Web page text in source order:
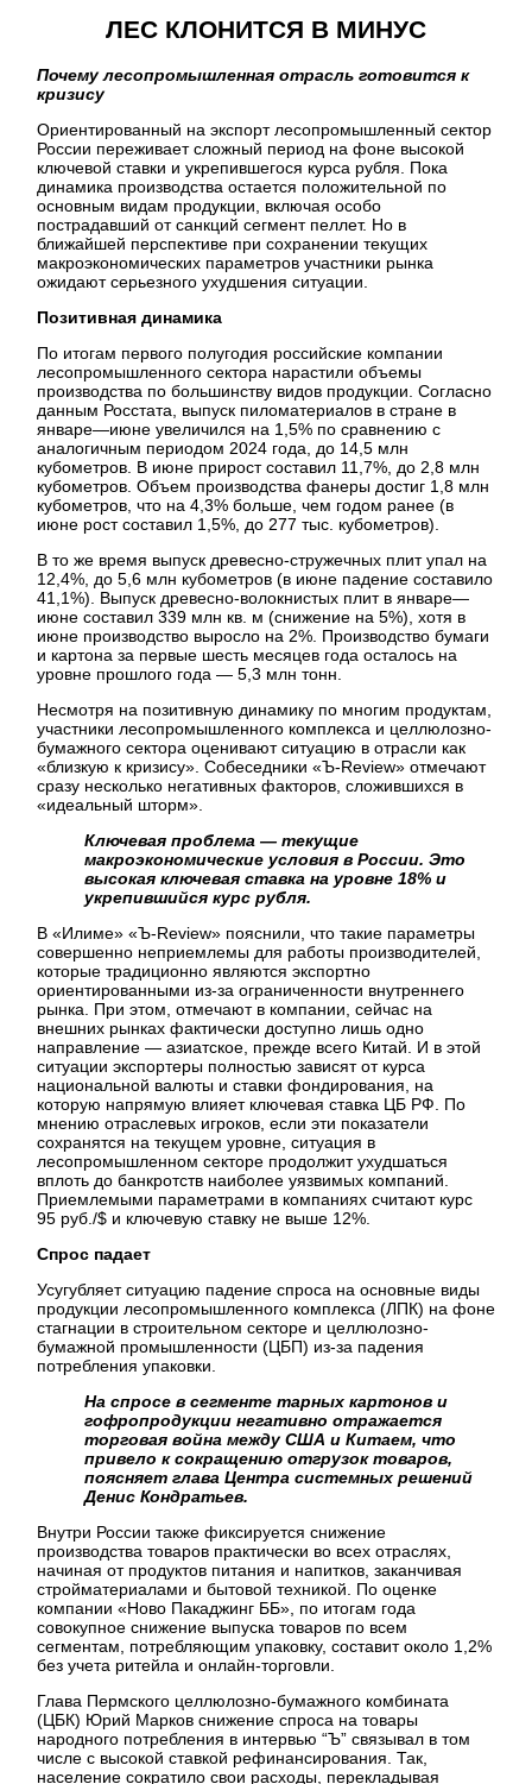
ЛЕС КЛОНИТСЯ В МИНУС
Почему лесопромышленная отрасль готовится к
кризису
Ориентированный на экспорт лесопромышленный сектор
России переживает сложный период на фоне высокой
ключевой ставки и укрепившегося курса рубля. Пока
динамика производства остается положительной по
основным видам продукции, включая особо
пострадавший от санкций сегмент пеллет. Но в
ближайшей перспективе при сохранении текущих
макроэкономических параметров участники рынка
ожидают серьезного ухудшения ситуации.
Позитивная динамика
По итогам первого полугодия российские компании
лесопромышленного сектора нарастили объемы
производства по большинству видов продукции. Согласно
данным Росстата, выпуск пиломатериалов в стране в
январе—июне увеличился на 1,5% по сравнению с
аналогичным периодом 2024 года, до 14,5 млн
кубометров. В июне прирост составил 11,7%, до 2,8 млн
кубометров. Объем производства фанеры достиг 1,8 млн
кубометров, что на 4,3% больше, чем годом ранее (в
июне рост составил 1,5%, до 277 тыс. кубометров).
В то же время выпуск древесно-стружечных плит упал на
12,4%, до 5,6 млн кубометров (в июне падение составило
41,1%). Выпуск древесно-волокнистых плит в январе—
июне составил 339 млн кв. м (снижение на 5%), хотя в
июне производство выросло на 2%. Производство бумаги
и картона за первые шесть месяцев года осталось на
уровне прошлого года — 5,3 млн тонн.
Несмотря на позитивную динамику по многим продуктам,
участники лесопромышленного комплекса и целлюлозно-
бумажного сектора оценивают ситуацию в отрасли как
«близкую к кризису». Собеседники «Ъ-Review» отмечают
сразу несколько негативных факторов, сложившихся в
«идеальный шторм».
Ключевая проблема — текущие
макроэкономические условия в России. Это
высокая ключевая ставка на уровне 18% и
укрепившийся курс рубля.
В «Илиме» «Ъ-Review» пояснили, что такие параметры
совершенно неприемлемы для работы производителей,
которые традиционно являются экспортно
ориентированными из-за ограниченности внутреннего
рынка. При этом, отмечают в компании, сейчас на
внешних рынках фактически доступно лишь одно
направление — азиатское, прежде всего Китай. И в этой
ситуации экспортеры полностью зависят от курса
национальной валюты и ставки фондирования, на
которую напрямую влияет ключевая ставка ЦБ РФ. По
мнению отраслевых игроков, если эти показатели
сохранятся на текущем уровне, ситуация в
лесопромышленном секторе продолжит ухудшаться
вплоть до банкротств наиболее уязвимых компаний.
Приемлемыми параметрами в компаниях считают курс
95 руб./$ и ключевую ставку не выше 12%.
Спрос падает
Усугубляет ситуацию падение спроса на основные виды
продукции лесопромышленного комплекса (ЛПК) на фоне
стагнации в строительном секторе и целлюлозно-
бумажной промышленности (ЦБП) из-за падения
потребления упаковки.
На спросе в сегменте тарных картонов и
гофропродукции негативно отражается
торговая война между США и Китаем, что
привело к сокращению отгрузок товаров,
поясняет глава Центра системных решений
Денис Кондратьев.
Внутри России также фиксируется снижение
производства товаров практически во всех отраслях,
начиная от продуктов питания и напитков, заканчивая
стройматериалами и бытовой техникой. По оценке
компании «Ново Пакаджинг ББ», по итогам года
совокупное снижение выпуска товаров по всем
сегментам, потребляющим упаковку, составит около 1,2%
без учета ритейла и онлайн-торговли.
Глава Пермского целлюлозно-бумажного комбината
(ЦБК) Юрий Марков снижение спроса на товары
народного потребления в интервью “Ъ” связывал в том
числе с высокой ставкой рефинансирования. Так,
население сократило свои расходы, перекладывая